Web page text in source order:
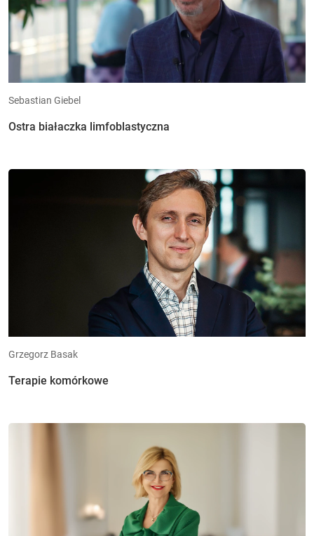
Sebastian Giebel
Ostra białaczka limfoblastyczna
Grzegorz Basak
Terapie komórkowe